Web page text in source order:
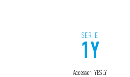
SERIE
1Y
Accessori YESLY